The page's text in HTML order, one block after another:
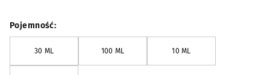
Pojemność
30 ML 100 ML 10 ML